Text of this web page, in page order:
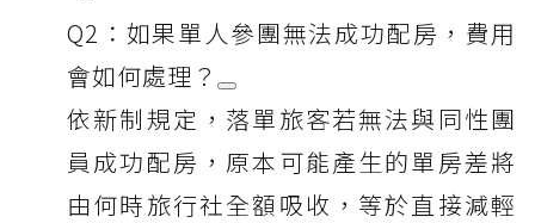
Q2：如果單人參團無法成功配房，費用
會如何處理？
依新制規定，落單旅客若無法與同性團
員成功配房，原本可能產生的單房差將
由何時旅行社全額吸收，等於直接減輕